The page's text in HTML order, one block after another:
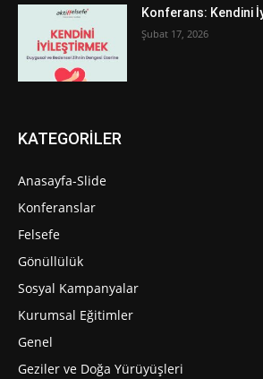
Konferans: Kendini
Şubat 17, 2026
KATEGORİLER
Anasayfa-Slide
Konferanslar
Felsefe
Gönüllülük
Sosyal Kampanyalar
Kurumsal Eğitimler
Genel
Geziler ve Doğa Yürüyüşleri